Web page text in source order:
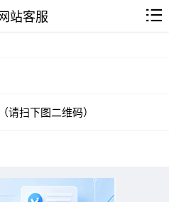
站客服
请扫下图二维码）